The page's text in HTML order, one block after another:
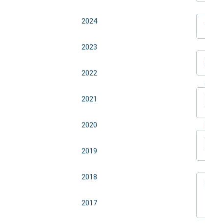
2024
2023
2022
2021
2020
2019
2018
2017